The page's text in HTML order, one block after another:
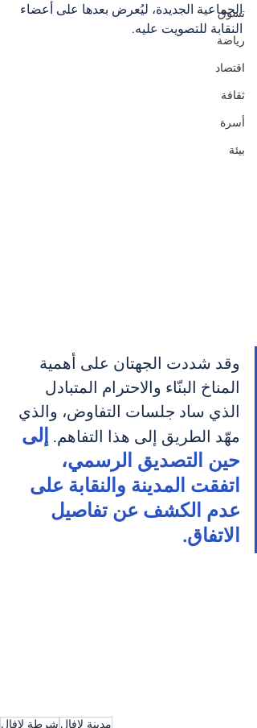
تسوق
رياضة
اقتصاد
ثقافة
أسرة
بيئة
الجماعية الجديدة، ليُعرض بعدها على أعضاء
النقابة للتصويت عليه.
وقد شددت الجهتان على أهمية
المناخ البنّاء والاحترام المتبادل
الذي ساد جلسات التفاوض، والذي
مهّد الطريق إلى هذا التفاهم.
إلى
حين التصديق الرسمي،
اتفقت المدينة والنقابة على
عدم الكشف عن تفاصيل
الاتفاق.
مدينة لافال شرطة لافال